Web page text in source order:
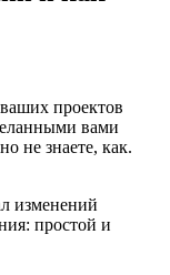
проектов
вами
не знаете, как.
изменений
простой и